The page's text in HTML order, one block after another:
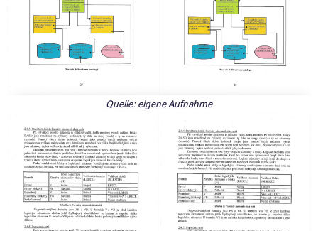
Quelle: eigene Aufnahme